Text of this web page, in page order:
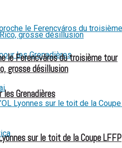
Grenadières
grosse désillusion
sur le toit de la Coupe LFFP
le Ferencváros du troisième tour